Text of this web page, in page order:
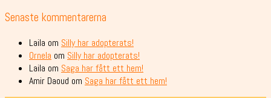
Senaste kommentarerna
Laila om Silly har adopterats!
Ornela om Silly har adopterats!
Laila om Saga har fått ett hem!
Amir Daoud om Saga har fått ett hem!